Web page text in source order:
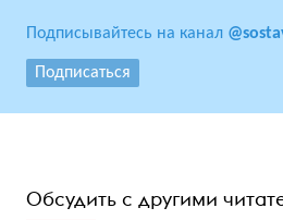
Подписывайтесь на канал
Подписаться
Обсудить с другими